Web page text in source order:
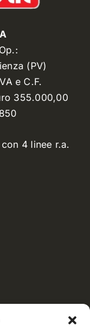
(PV)
e C.F.
355.000,00
4 linee r.a.